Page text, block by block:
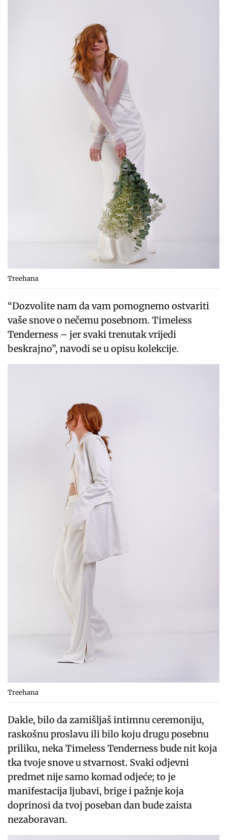
Treehana
“Dozvolite nam da vam pomognemo ostvariti
vaše snove o nečemu posebnom. Timeless
Tenderness – jer svaki trenutak vrijedi
beskrajno”, navodi se u opisu kolekcije.
Treehana
Dakle, bilo da zamišljaš intimnu ceremoniju,
raskošnu proslavu ili bilo koju drugu posebnu
priliku, neka Timeless Tenderness bude nit koja
tka tvoje snove u stvarnost. Svaki odjevni
predmet nije samo komad odjeće; to je
manifestacija ljubavi, brige i pažnje koja
doprinosi da tvoj poseban dan bude zaista
nezaboravan.